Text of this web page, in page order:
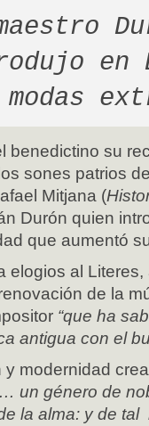
en
benedictino su
sones patrios
Mitjana (
Durón quien
que aumentó
elogios al
de la
“que ha
antigua con el
y modernidad
un género de
la alma: y de